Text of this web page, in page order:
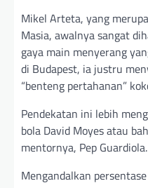
Mikel Arteta, yang
Masia, awalnya sangat
gaya main menyerang
di Budapest, ia justru
“benteng pertahanan”
Pendekatan ini lebih
bola David Moyes atau
mentornya, Pep Guardiola.
Mengandalkan